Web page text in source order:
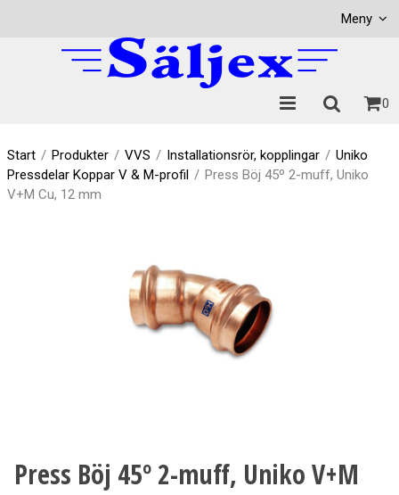
Meny
0
Start / Produkter / VVS / Installationsrör, kopplingar / Uniko
Pressdelar Koppar V & M-profil / Press Böj 45º 2-muff, Uniko
V+M Cu, 12 mm
Press Böj 45º 2-muff, Uniko V+M